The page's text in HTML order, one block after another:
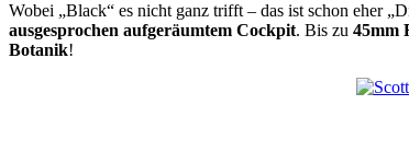
Wobei „Black“ es nicht ganz trifft – das ist schon eher
ausgesprochen aufgeräumtem Cockpit. Bis zu 45mm
Botanik!